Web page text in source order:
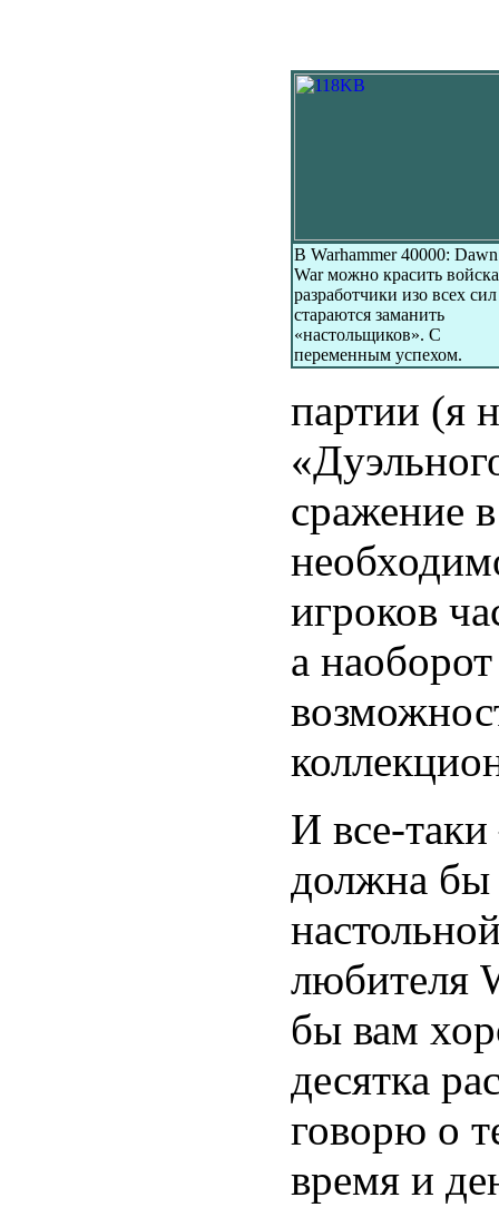
В Warhammer 40000:
War можно красить
разработчики изо всех сил
стараются заманить
«настольщиков». С
переменным успехом.
партии (я
сражение
игроков
а
И все-
должна бы
любителя
бы вам
десятка
говорю о
время и